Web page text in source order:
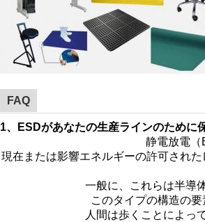
FAQ
1、ESDがあなたの生産ラインのために
静電放電（
現在または影響エネルギーの許可され
一般に、これらは半導
このタイプの構造の
人間は歩くことによっ